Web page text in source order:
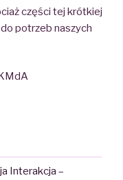
części tej krótkiej
potrzeb naszych
Interakcja –